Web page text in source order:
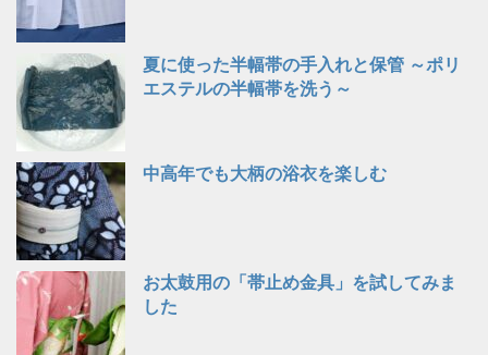
夏に使った半幅帯の手入れと保管 ～ポリ
エステルの半幅帯を洗う～
中高年でも大柄の浴衣を楽しむ
お太鼓用の「帯止め金具」を試してみま
した